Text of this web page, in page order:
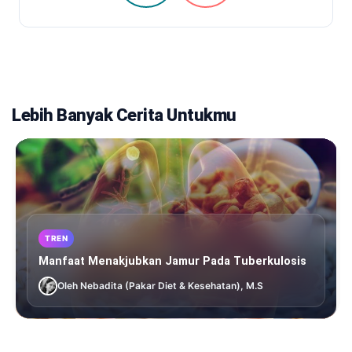
Lebih Banyak Cerita Untukmu
TREN
Manfaat Menakjubkan Jamur Pada Tuberkulosis
Oleh Nebadita (Pakar Diet & Kesehatan), M.S